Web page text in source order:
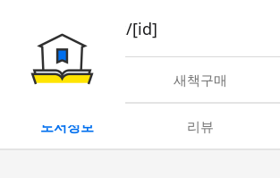
book/rent/[id]
대여 새책구매
도서정보 리뷰